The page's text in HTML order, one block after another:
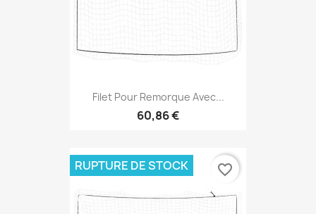
Filet Pour Remorque Avec...
60,86 €
RUPTURE DE STOCK favorite_border